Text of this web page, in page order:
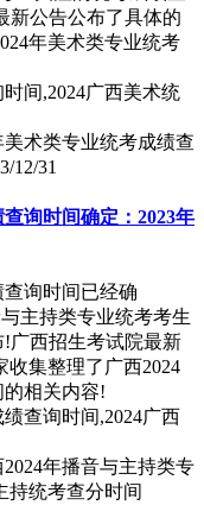
新公告公布了具体的
年美术类专业统考
美术类专业统考成绩查
12/31
询时间确定：2023年
询时间已经确
主持类专业统考考生
广西招生考试院最新
集整理了广西2024
相关内容!
2024年播音与主持类专
持统考查分时间